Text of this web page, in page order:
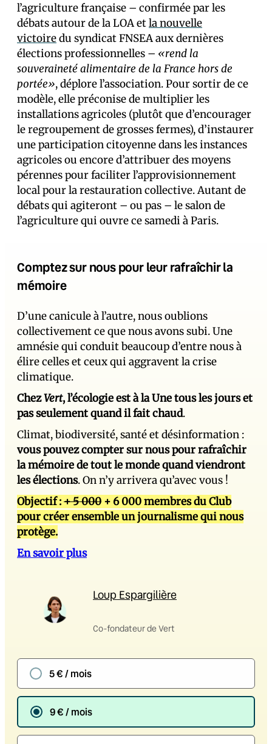
l’agriculture française – confirmée par les
débats autour de la LOA etla nouvelle
victoiredu syndicat FNSEA aux dernières
élections professionnelles – «rend la
souveraineté alimentaire de la France hors de
portée», déplore l’association. Pour sortir de ce
modèle, elle préconise de multiplier les
installations agricoles (plutôt que d’encourager
le regroupement de grosses fermes), d’instaurer
une participation citoyenne dans les instances
agricoles ou encore d’attribuer des moyens
pérennes pour faciliter l’approvisionnement
local pour la restauration collective. Autant de
débats qui agiteront – ou pas – le salon de
l’agriculture qui ouvre ce samedi à Paris.
Comptez sur nous pour leur rafraîchir la
mémoire
D’une canicule à l’autre, nous oublions
collectivement ce que nous avons subi. Une
amnésie qui conduit beaucoup d’entre nous à
élire celles et ceux qui aggravent la crise
climatique.
ChezVert, l’écologie est à la Une tous les jours et
pas seulement quand il fait chaud.
Climat, biodiversité, santé et désinformation :
vous pouvez compter sur nous pour rafraîchir
la mémoire de tout le monde quand viendront
les élections. On n’y arrivera qu’avec vous !
Objectif :+ 5 000 + 6 000 membres du Club
pour créer ensemble un journalisme qui nous
protège.
En savoir plus
Loup Espargilière
Co-fondateur de Vert
5 € / mois
9 € / mois